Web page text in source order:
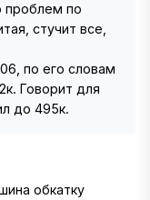
проблем по
стучит все,
по его словам
Говорит для
до 495к.
обкатку